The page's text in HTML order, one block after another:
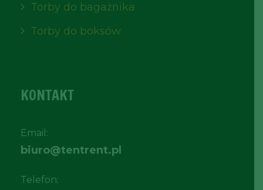
Torby do bagażnika
Torby do boksów
KONTAKT
Email:
biuro@tentrent.pl
Telefon: